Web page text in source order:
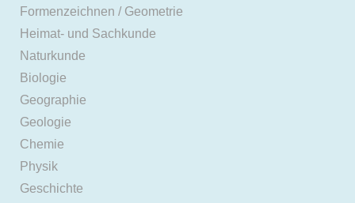
Formenzeichnen / Geometrie
Heimat- und Sachkunde
Naturkunde
Biologie
Geographie
Geologie
Chemie
Physik
Geschichte